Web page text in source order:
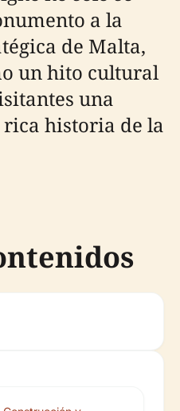
a la
de Malta,
un hito cultural
una
historia de la